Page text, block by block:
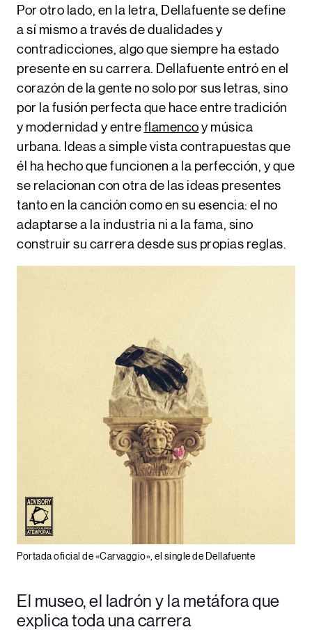
Por otro lado, en la letra, Dellafuente se define
a sí mismo a través de dualidades y
contradicciones, algo que siempre ha estado
presente en su carrera. Dellafuente entró en el
corazón de la gente no solo por sus letras, sino
por la fusión perfecta que hace entre tradición
y modernidad y entre flamenco y música
urbana. Ideas a simple vista contrapuestas que
él ha hecho que funcionen a la perfección, y que
se relacionan con otra de las ideas presentes
tanto en la canción como en su esencia: el no
adaptarse a la industria ni a la fama, sino
construir su carrera desde sus propias reglas.
Portada oficial de «Carvaggio», el single de Dellafuente
El museo, el ladrón y la metáfora que
explica toda una carrera